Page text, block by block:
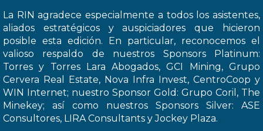
La RIN agradece especialmente a todos los asistentes,
aliados estratégicos y auspiciadores que hicieron
posible esta edición. En particular, reconocemos el
valioso respaldo de nuestros Sponsors Platinum:
Torres y Torres Lara Abogados, GCI Mining, Grupo
Cervera Real Estate, Nova Infra Invest, CentroCoop y
WIN Internet; nuestro Sponsor Gold: Grupo Coril, The
Minekey; así como nuestros Sponsors Silver: ASE
Consultores, LIRA Consultants y Jockey Plaza.